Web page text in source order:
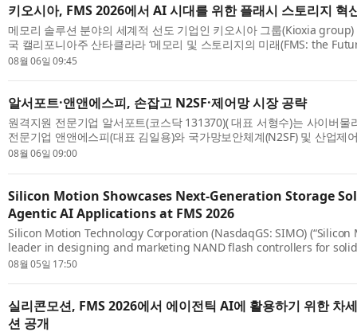
키오시아, FMS 2026에서 AI 시대를 위한 플래시 스토리지 혁
메모리 솔루션 분야의 세계적 선도 기업인 키오시아 그룹(Kioxia
국 캘리포니아주 산타클라라 ‘메모리 및 스토리지의 미래(FMS: the
Storage)’ 행사에서 GPU 직접 액세스에 최적화된 키오시아 GP1 시리즈
08월 06일 09:45
알서포트·앤앤에스피, 손잡고 N2SF·제어망 시장 공략
원격지원 전문기업 알서포트(코스닥 131370)( 대표 서형수)는 사이버물
전문기업 앤앤에스피(대표 김일용)와 국가망보안체계(N2SF) 및 산업제
는 안전한 원격지원 사업모델을 공동 발굴한다고 6일 밝혔다. 두 회사는
08월 06일 09:00
Silicon Motion Showcases Next-Generation Storage
Agentic AI Applications at FMS 2026
Silicon Motion Technology Corporation (NasdaqGS: SIMO) (“Silicon
leader in designing and marketing NAND flash controllers for
devices, today announced it will showcase its latest storage
08월 05일 17:50
실리콘모션, FMS 2026에서 에이전틱 AI에 활용하기 위한 차
션 공개